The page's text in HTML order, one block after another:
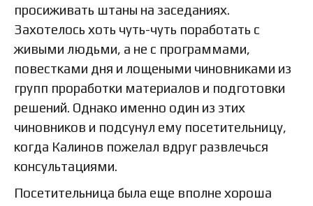
просиживать штаны на заседаниях.
Захотелось хоть чуть-чуть поработать с
живыми людьми, а не с программами,
повестками дня и лощеными чиновниками из
групп проработки материалов и подготовки
решений. Однако именно один из этих
чиновников и подсунул ему посетительницу,
когда Калинов пожелал вдруг развлечься
консультациями.
Посетительница была еще вполне хороша